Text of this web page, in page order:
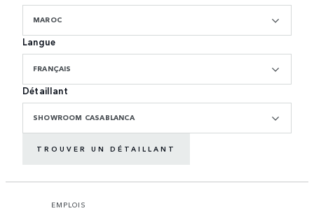
MAROC
Langue
FRANÇAIS
Détaillant
SHOWROOM CASABLANCA
TROUVER UN DÉTAILLANT
EMPLOIS